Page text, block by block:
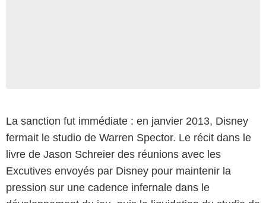
La sanction fut immédiate : en janvier 2013, Disney
fermait le studio de Warren Spector. Le récit dans le
livre de Jason Schreier des réunions avec les
Excutives envoyés par Disney pour maintenir la
pression sur une cadence infernale dans le